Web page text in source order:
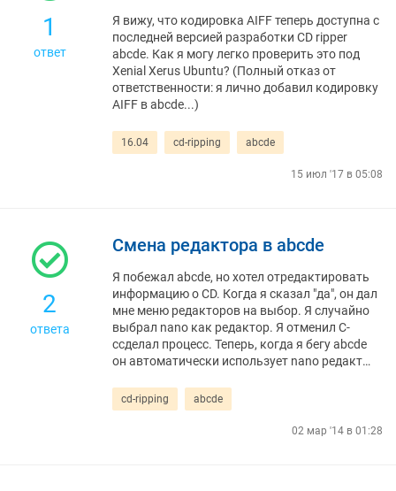
1
ответ
Я вижу, что кодировка AIFF теперь доступна с
последней версией разработки CD ripper
abcde. Как я могу легко проверить это под
Xenial Xerus Ubuntu? (Полный отказ от
ответственности: я лично добавил кодировку
AIFF в abcde...)
16.04 cd-ripping abcde
15 июл '17 в 05:08
2
ответа
Смена редактора в abcde
Я побежал abcde, но хотел отредактировать
информацию о CD. Когда я сказал "да", он дал
мне меню редакторов на выбор. Я случайно
выбрал nano как редактор. Я отменил C-
cсделал процесс. Теперь, когда я бегу abcde
он автоматически использует nano редакт…
cd-ripping abcde
02 мар '14 в 01:28